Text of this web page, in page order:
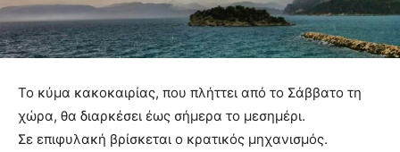
Το κύμα κακοκαιρίας, που πλήττει από το Σάββατο τη
χώρα, θα διαρκέσει έως σήμερα το μεσημέρι.
Σε επιφυλακή βρίσκεται ο κρατικός μηχανισμός.